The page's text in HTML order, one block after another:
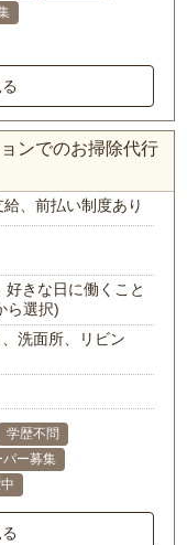
ンでのお掃除代行
給、前払い制度あり
きな日に働くこと
ら選択)
洗面所、リビン
学歴不問
パー募集